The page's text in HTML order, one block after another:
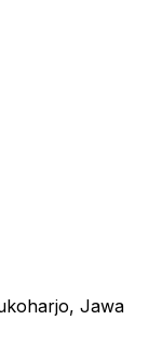
Jawa